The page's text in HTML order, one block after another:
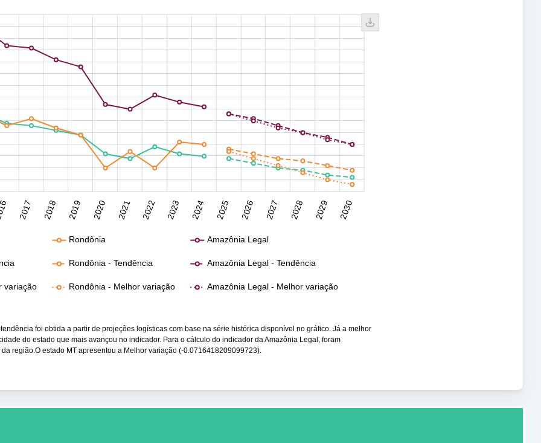
2017 2018 2019 2020 2021 2022 2023 2024 2025 2026 2027 2028 2029 2030
Rondônia Amazônia Legal
Rondônia - Tendência Amazônia Legal - Tendência
variação Rondônia - Melhor variação Amazônia Legal - Melhor variação
tendência foi obtida a partir de projeções logísticas com base na série histórica disponível no gráfico. Já a melhor
do estado que mais avançou no indicador. Para o cálculo do indicador da Amazônia Legal, foram
região.O estado MT apresentou a Melhor variação (-0.0716418209099723).